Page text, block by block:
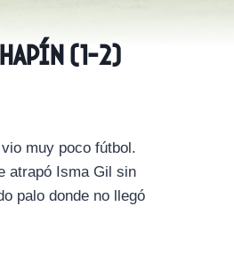
(1-2)
muy poco fútbol.
atrapó Isma Gil sin
palo donde no llegó